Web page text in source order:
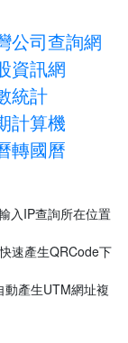
公司查詢網
資訊網
統計
計算機
轉國曆
入IP查詢所在位置
速產生QRCode下
產生UTM網址複